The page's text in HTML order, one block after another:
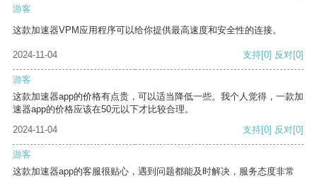
游客
这款加速器VPM应用程序可以给你提供最高速度和安全性的连接。
2024-11-04 支持[0] 反对[0]
游客
这款加速器app的价格有点贵，可以适当降低一些。我个人觉得，一款加
速器app的价格应该在50元以下才比较合理。
2024-11-04
支持[0] 反对[0]
游客
这款加速器app的客服很贴心，遇到问题都能及时解决，服务态度非常